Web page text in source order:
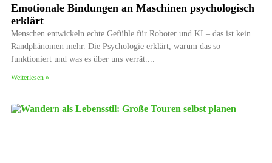
Emotionale Bindungen an Maschinen psychologisch
erklärt
Menschen entwickeln echte Gefühle für Roboter und KI – das ist kein
Randphänomen mehr. Die Psychologie erklärt, warum das so
funktioniert und was es über uns verrät.
Weiterlesen »